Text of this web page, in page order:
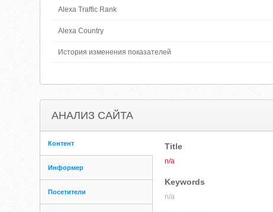
Alexa Traffic Rank
Alexa Country
История изменения показателей
АНАЛИЗ САЙТА
Контент
Информер
Посетители
Title
n/a
Keywords
n/a